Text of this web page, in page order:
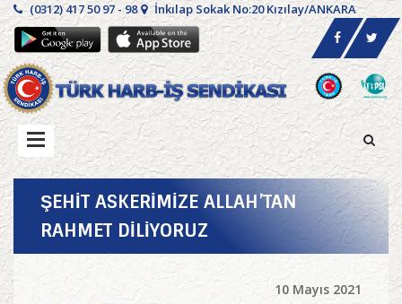
(0312) 417 50 97 - 98 İnkılap Sokak No:20 Kızılay/ANKARA
ŞEHİT ASKERİMİZE ALLAH’TAN
RAHMET DİLİYORUZ
10 Mayıs 2021